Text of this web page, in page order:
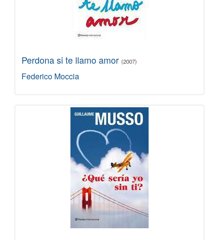
Perdona si te llamo amor (2007)
Federico Moccia